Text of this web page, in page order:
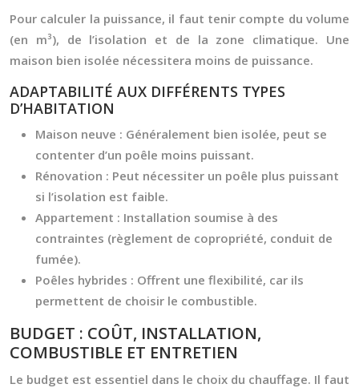
Pour calculer la puissance, il faut tenir compte du volume
(en m³), de l’isolation et de la zone climatique. Une
maison bien isolée nécessitera moins de puissance.
ADAPTABILITÉ AUX DIFFÉRENTS TYPES
D’HABITATION
Maison neuve : Généralement bien isolée, peut se
contenter d’un poêle moins puissant.
Rénovation : Peut nécessiter un poêle plus puissant
si l’isolation est faible.
Appartement : Installation soumise à des
contraintes (règlement de copropriété, conduit de
fumée).
Poêles hybrides : Offrent une flexibilité, car ils
permettent de choisir le combustible.
BUDGET : COÛT, INSTALLATION,
COMBUSTIBLE ET ENTRETIEN
Le budget est essentiel dans le choix du chauffage. Il faut